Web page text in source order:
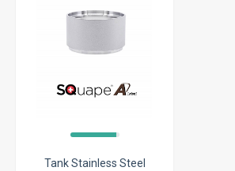
Tank Stainless Steel